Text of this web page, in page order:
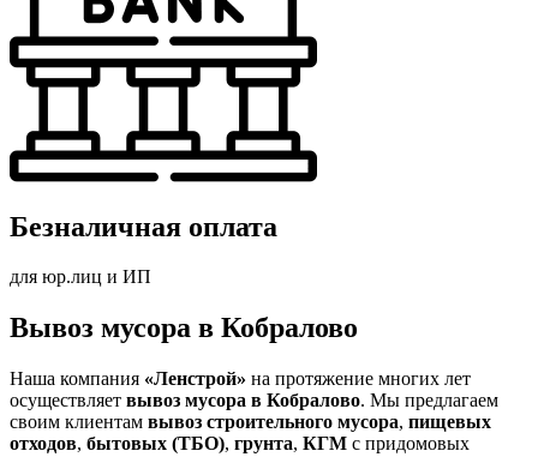
Безналичная оплата
для юр.лиц и ИП
Вывоз мусора в Кобралово
Наша компания «Ленстрой» на протяжение многих лет
осуществляет вывоз мусора в Кобралово. Мы предлагаем
своим клиентам вывоз строительного мусора, пищевых
отходов, бытовых (ТБО), грунта, КГМ с придомовых